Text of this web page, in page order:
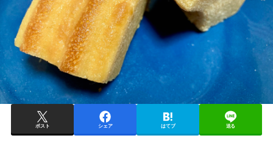
ポスト シェア はてブ 送る